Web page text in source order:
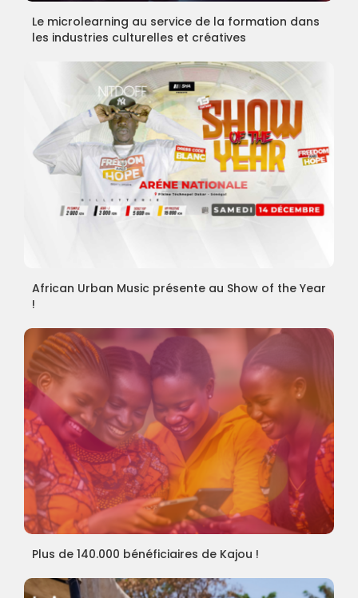
Le microlearning au service de la formation dans
les industries culturelles et créatives
African Urban Music présente au Show of the Year
!
Plus de 140.000 bénéficiaires de Kajou !